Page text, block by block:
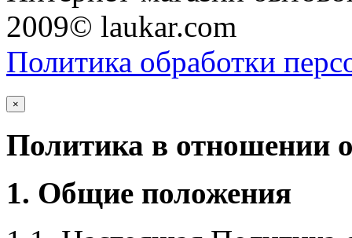
2009© laukar.com
Политика обработки
×
Политика в отношении
1. Общие положения